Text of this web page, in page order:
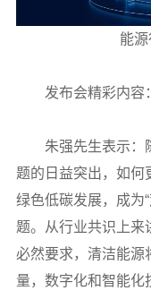
能
发布会精彩内容：
朱强先生表示：
题的日益突出，如何
绿色低碳发展，成为
题。从行业共识上来
必然要求，清洁能源
量，数字化和智能化